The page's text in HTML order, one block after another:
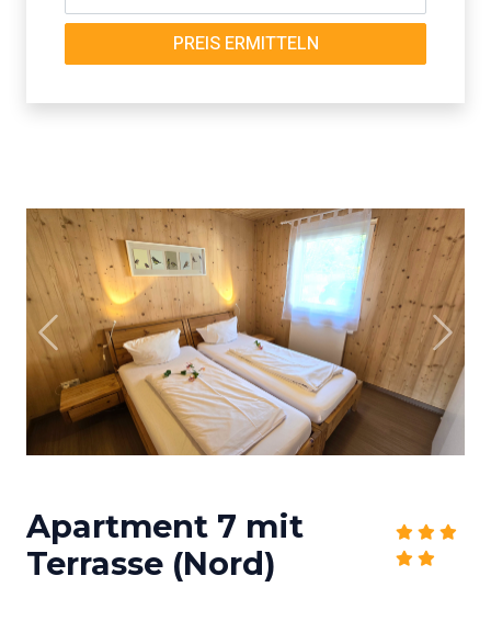
PREIS ERMITTELN
Previous Next
Apartment 7 mit
Terrasse (Nord)